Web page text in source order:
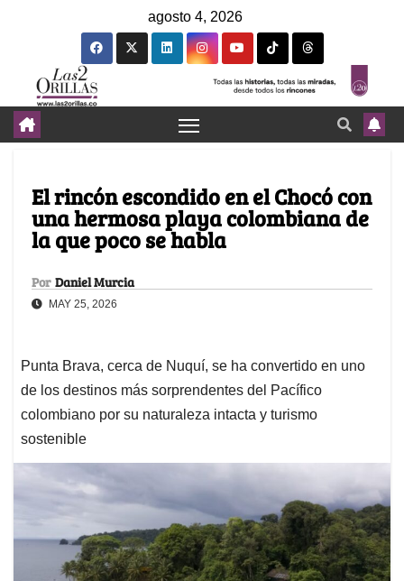
agosto 4, 2026
El rincón escondido en el Chocó con
una hermosa playa colombiana de
la que poco se habla
Por Daniel Murcia
MAY 25, 2026
Punta Brava, cerca de Nuquí, se ha convertido en uno
de los destinos más sorprendentes del Pacífico
colombiano por su naturaleza intacta y turismo
sostenible